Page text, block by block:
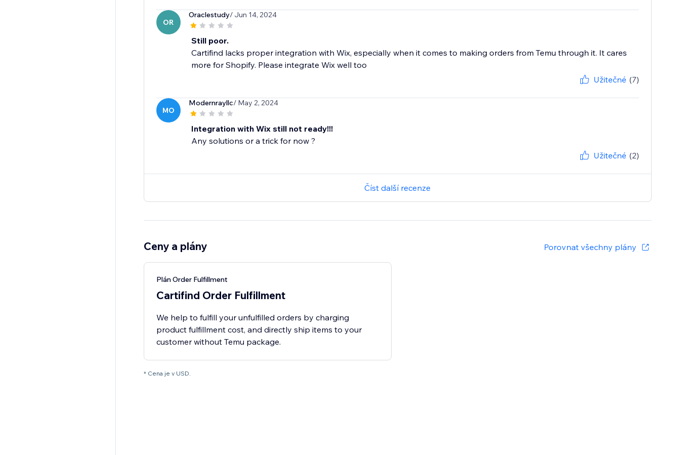
OR
Oraclestudy/ Jun 14, 2024
Still poor.
Cartifind lacks proper integration with Wix, especially when it comes to making orders from Temu through it. It cares
more for Shopify. Please integrate Wix well too
Užitečné (7)
MO
Modernrayllc/ May 2, 2024
Integration with Wix still not ready!!!
Any solutions or a trick for now ?
Užitečné (2)
Číst další recenze
Ceny a plány Porovnat všechny plány
Plán Order Fulfillment
Cartifind Order Fulfillment
We help to fulfill your unfulfilled orders by charging
product fulfillment cost, and directly ship items to your
customer without Temu package.
* Cena je v USD.